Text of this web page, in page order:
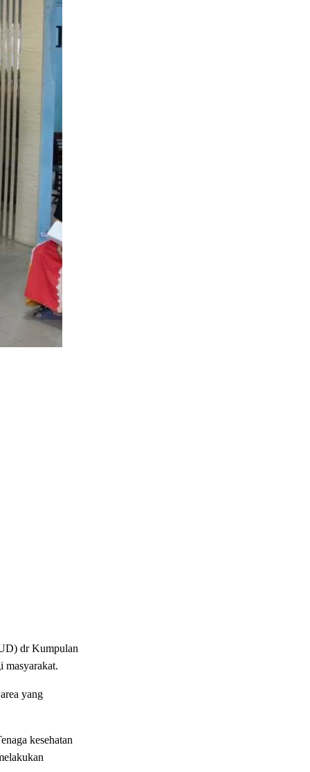
dr Kumpulan
masyarakat.
yang
kesehatan